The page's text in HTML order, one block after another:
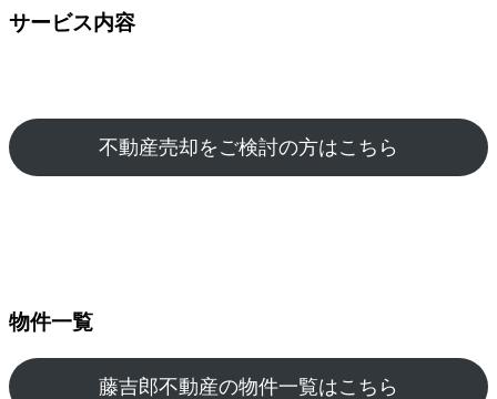
サービス内容
不動産売却をご検討の方はこちら
物件一覧
藤吉郎不動産の物件一覧はこちら